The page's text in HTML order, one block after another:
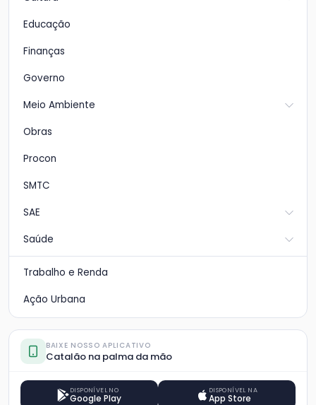
Educação
Finanças
Governo
Meio Ambiente
Obras
Procon
SMTC
SAE
Saúde
Trabalho e Renda
Ação Urbana
BAIXE NOSSO APLICATIVO
Catalão na palma da mão
DISPONÍVEL NO
Google Play
DISPONÍVEL NA
App Store